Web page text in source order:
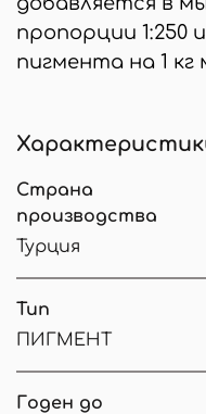
пропорции 1:250
пигмента на 1
Страна
производства
Турция
Тип
ПИГМЕНТ
Годен до